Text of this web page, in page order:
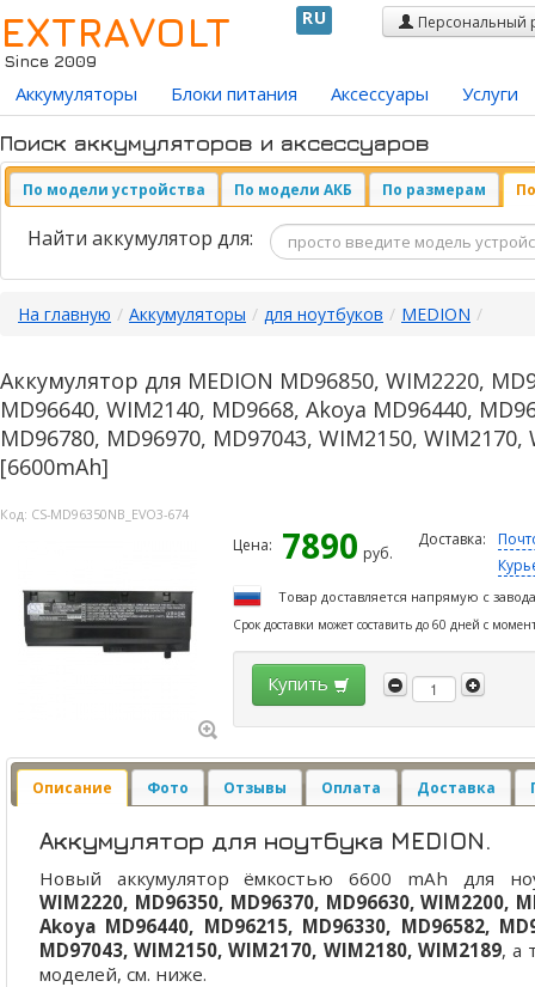
EXTRAVOLT
Since 2009
RU Персональный
Аккумуляторы Блоки питания Аксессуары Услуги
Поиск аккумуляторов и аксессуаров
По модели устройства По модели АКБ По размерам
Найти аккумулятор для:
На главную / Аккумуляторы / для ноутбуков / MEDION /
Аккумулятор для MEDION MD96850, WIM2220,
MD96640, WIM2140, MD9668, Akoya MD96440,
MD96780, MD96970, MD97043, WIM2150,
[6600mAh]
Код: CS-MD96350NB_EVO3-674
Цена: 7890 руб.
Доставка:
Товар доставляется напрямую с
Срок доставки может составить до 60 дней с
Купить
Описание Фото Отзывы Оплата Доставка
Аккумулятор для ноутбука MEDION.
Новый аккумулятор ёмкостью 6600 mAh для
WIM2220, MD96350, MD96370, MD96630, WIM2200,
Akoya MD96440, MD96215, MD96330, MD96582,
MD97043, WIM2150, WIM2170, WIM2180, WIM2189, а
моделей, см. ниже.